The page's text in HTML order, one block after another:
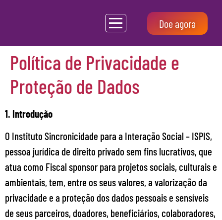
Doe agora
Política de Privacidade e
Proteção de Dados
1. Introdução
O Instituto Sincronicidade para a Interação Social – ISPIS,
pessoa jurídica de direito privado sem fins lucrativos, que
atua como Fiscal sponsor para projetos sociais, culturais e
ambientais, tem, entre os seus valores, a valorização da
privacidade e a proteção dos dados pessoais e sensíveis
de seus parceiros, doadores, beneficiários, colaboradores,